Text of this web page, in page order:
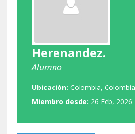
Herenandez.
Alumno
Ubicación: Colombia, Colombia
Miembro desde: 26 Feb, 2026